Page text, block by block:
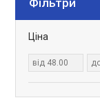
Фільтри
Ціна